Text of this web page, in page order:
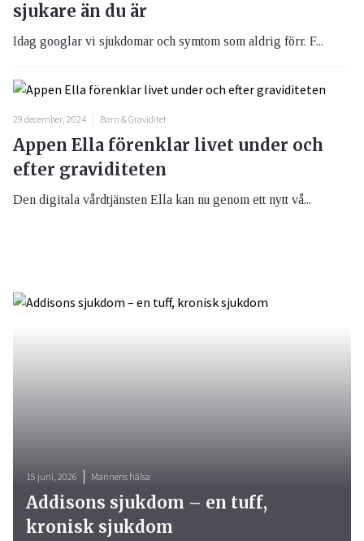
sjukare än du är
Idag googlar vi sjukdomar och symtom som aldrig förr. F...
29 december, 2024 Barn & Graviditet
Appen Ella förenklar livet under och
efter graviditeten
Den digitala vårdtjänsten Ella kan nu genom ett nytt vå...
15 juni, 2026 Mannens hälsa
Addisons sjukdom – en tuff,
kronisk sjukdom